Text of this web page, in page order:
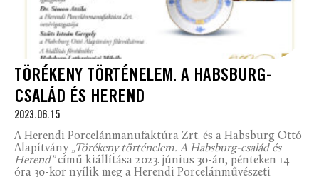
TÖRÉKENY TÖRTÉNELEM. A HABSBURG-
CSALÁD ÉS HEREND
2023.06.15
A Herendi Porcelánmanufaktúra Zrt. és a Habsburg Ottó
Alapítvány „Törékeny történelem. A Habsburg-család és
Herend”című kiállítása 2023. június 30-án, pénteken 14
óra 30-kor nyílik meg a Herendi Porcelánművészeti